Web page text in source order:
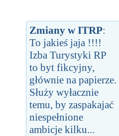
Zmiany w ITRP:
To jakieś jaja !!!!
Izba Turystyki RP
to byt fikcyjny,
głównie na papierze.
Służy wyłacznie
temu, by zaspakajać
niespełnione
ambicje kilku...